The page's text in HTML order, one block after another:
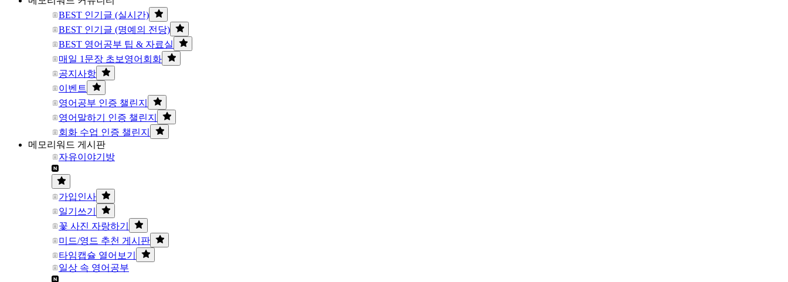
BEST 인기글 (실시간)
BEST 인기글 (명예의 전당)
BEST 영어공부 팁 & 자료실
매일 1문장 초보영어회화
공지사항
이벤트
영어공부 인증 챌린지
영어말하기 인증 챌린지
회화 수업 인증 챌린지
메모리워드 게시판
자유이야기방
가입인사
일기쓰기
꽃 사진 자랑하기
미드/영드 추천 게시판
타임캡슐 열어보기
일상 속 영어공부